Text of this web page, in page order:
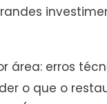
área: erros
o que o